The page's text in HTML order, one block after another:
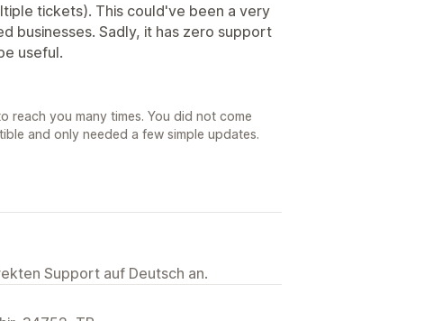
tickets). This could've been a very
businesses. Sadly, it has zero support
useful.
reach you many times. You did not come
and only needed a few simple updates.
Support auf Deutsch an.